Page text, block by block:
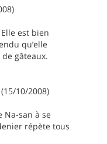
est bien
qu’elle
gâteaux.
10/2008)
san à se
répète tous